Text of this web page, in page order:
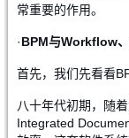
常重要的作用。
·BPM与Workflow
首先，我们先看看
八十年代初期，随
Integrated